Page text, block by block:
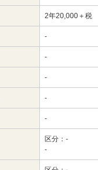
2年20,000＋税
-
-
-
-
-
区分：-
-